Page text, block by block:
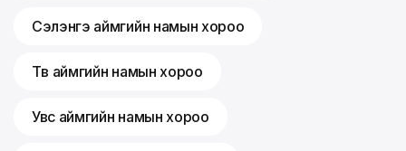
Сэлэнгэ аймгийн намын хороо
Төв аймгийн намын хороо
Увс аймгийн намын хороо